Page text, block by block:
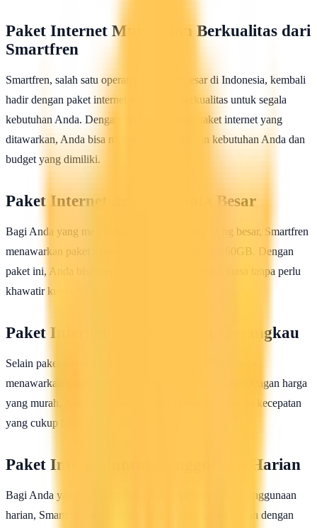
Paket Internet Murah dan Berkualitas dari
Smartfren
Smartfren, salah satu operator seluler terbesar di Indonesia, kembali
hadir dengan paket internet murah dan berkualitas untuk segala
kebutuhan Anda. Dengan berbagai pilihan paket internet yang
ditawarkan, Anda bisa memilih sesuai dengan kebutuhan Anda dan
budget yang dimiliki.
Paket Internet dengan Kuota Besar
Bagi Anda yang membutuhkan kuota internet yang besar, Smartfren
menawarkan paket internet dengan kuota hingga 60GB. Dengan
paket ini, Anda bisa menikmati internet dengan leluasa tanpa perlu
khawatir kuota habis.
Paket Internet dengan Harga Terjangkau
Selain paket internet dengan kuota besar, Smartfren juga
menawarkan paket internet dengan harga terjangkau. Dengan harga
yang murah, Anda bisa tetap menikmati internet dengan kecepatan
yang cukup baik.
Paket Internet untuk Penggunaan Harian
Bagi Anda yang hanya membutuhkan internet untuk penggunaan
harian, Smartfren juga menawarkan paket internet harian dengan